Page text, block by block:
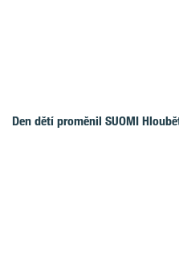
Den dětí proměnil SUOMI